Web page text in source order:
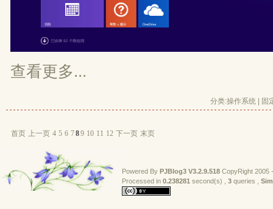
查看更多...
分类:操作系统 固
首页 上一页 4 5 6 789 10 11 12 下一页 末页
Powered By PJBlog3 V3.2.9.518 CopyRight 2005
Processed in 0.238281 second(s) , 3 queries ,